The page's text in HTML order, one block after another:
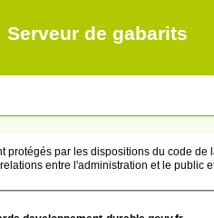
Serveur de gabarits
protégés par les dispositions du code
entre l'administration et le public